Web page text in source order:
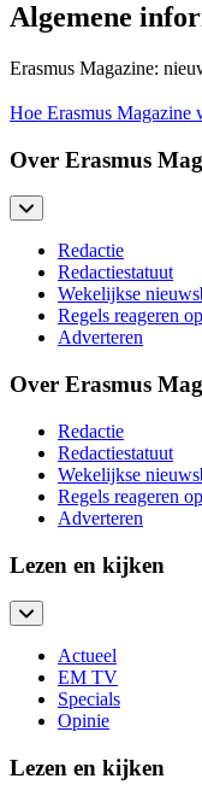
Algemene
Erasmus Magazine:
Hoe Erasmus Magazine
Over Erasmus
Redactie
Redactiestatuut
Wekelijkse
Regels reageren
Adverteren
Over Erasmus
Redactie
Redactiestatuut
Wekelijkse
Regels reageren
Adverteren
Lezen en kijken
Actueel
EM TV
Specials
Opinie
Lezen en kijken